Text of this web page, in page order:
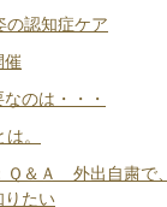
の認知症ケア
催
のは・・・
。
Ｑ＆Ａ 外出自粛で
りたい